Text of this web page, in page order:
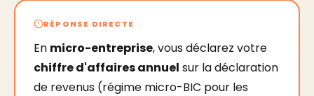
RÉPONSE DIRECTE
En micro-entreprise, vous déclarez votre
chiffre d'affaires annuel sur la déclaration
de revenus (régime micro-BIC pour les